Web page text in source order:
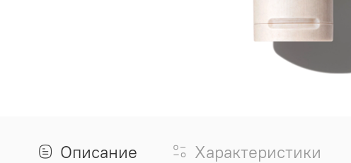
Описание Характеристики